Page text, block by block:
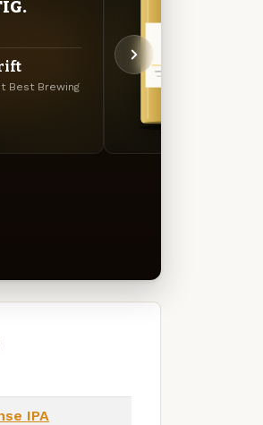
Best Brewing
IPA